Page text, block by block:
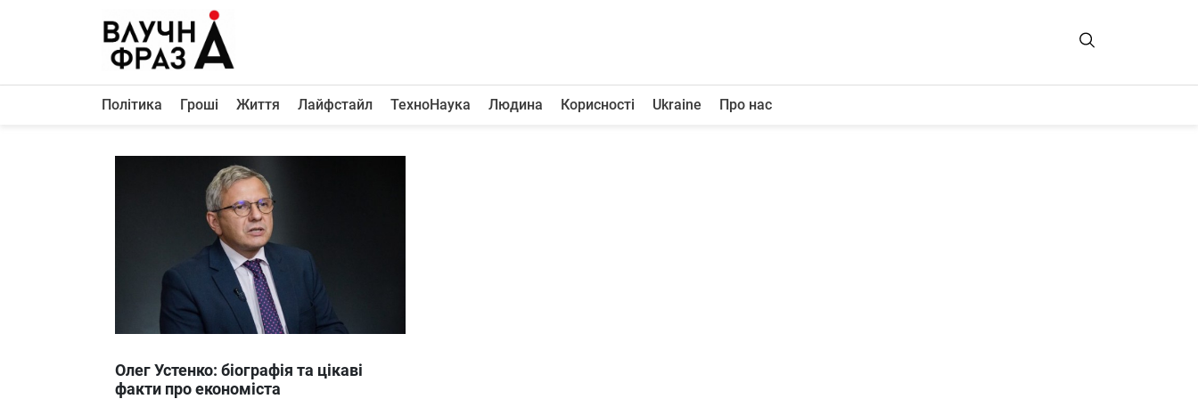
Політика
Лайфстайл
ТехноНаука
Людина
Корисності
Про нас
Політика Гроші Життя Лайфстайл ТехноНаука Людина Корисності Ukraine Про нас
Олег Устенко: біографія та цікаві
факти про економіста